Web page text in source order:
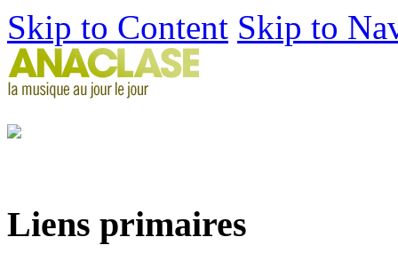
Skip to Content Skip to
Liens primaires